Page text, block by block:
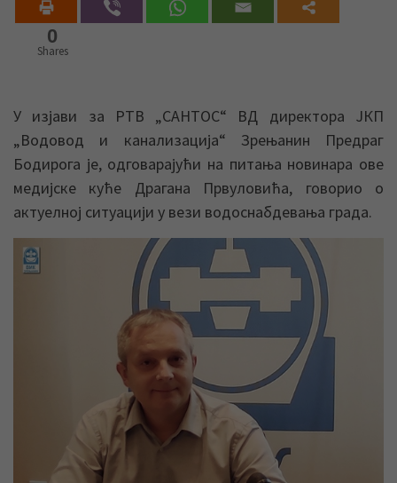
0
Shares
У изјави за РТВ „САНТОС“ ВД директора ЈКП
„Водовод и канализација“ Зрењанин Предраг
Бодирога је, одговарајући на питања новинара ове
медијске куће Драгана Првуловића, говорио о
актуелној ситуацији у вези водоснабдевања града.